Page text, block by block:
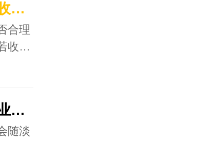
如何判断宁波讨债公司的收费是否过高？
合理
收…
讨债公司的收费是否受行业淡旺季影响？
随淡